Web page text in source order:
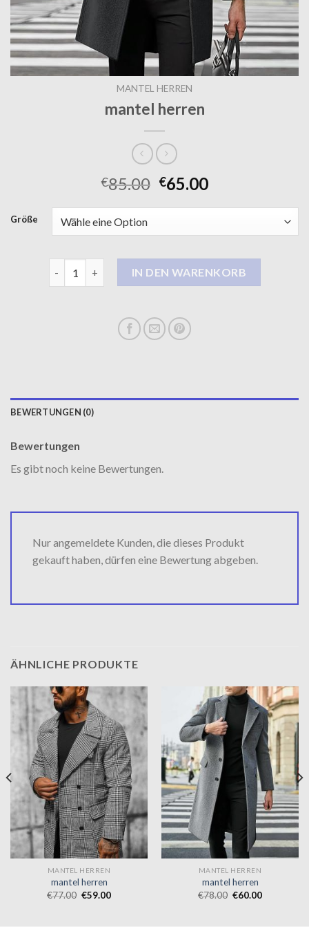
MANTEL HERREN
mantel herren
€85.00 €65.00
Größe
mantel herren MengeIN DEN WARENKORB
BEWERTUNGEN (0)
Bewertungen
Es gibt noch keine Bewertungen.
Nur angemeldete Kunden, die dieses Produkt
gekauft haben, dürfen eine Bewertung abgeben.
ÄHNLICHE PRODUKTE
MANTEL HERREN
mantel herren
€77.00 €59.00
MANTEL HERREN
mantel herren
€78.00 €60.00